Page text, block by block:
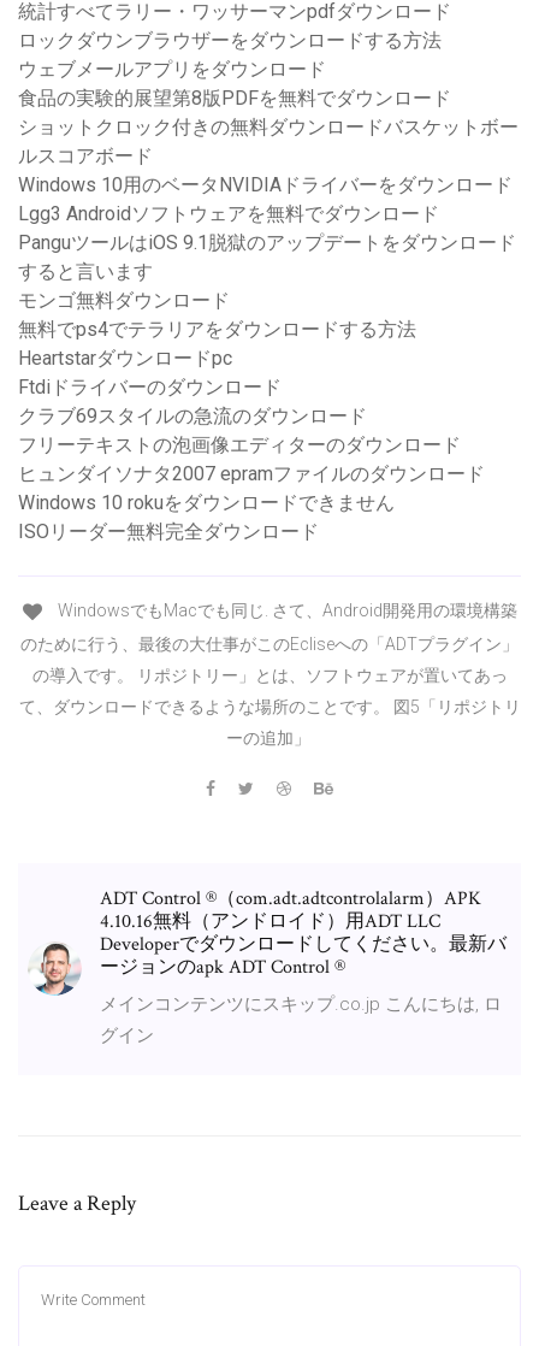
統計すべてラリー・ワッサーマンpdfダウンロード
ロックダウンブラウザーをダウンロードする方法
ウェブメールアプリをダウンロード
食品の実験的展望第8版PDFを無料でダウンロード
ショットクロック付きの無料ダウンロードバスケットボー
ルスコアボード
Windows 10用のベータNVIDIAドライバーをダウンロード
Lgg3 Androidソフトウェアを無料でダウンロード
PanguツールはiOS 9.1脱獄のアップデートをダウンロード
すると言います
モンゴ無料ダウンロード
無料でps4でテラリアをダウンロードする方法
Heartstarダウンロードpc
Ftdiドライバーのダウンロード
クラブ69スタイルの急流のダウンロード
フリーテキストの泡画像エディターのダウンロード
ヒュンダイソナタ2007 epramファイルのダウンロード
Windows 10 rokuをダウンロードできません
ISOリーダー無料完全ダウンロード
WindowsでもMacでも同じ. さて、Android開発用の環境構築
のために行う、最後の大仕事がこのEcliseへの「ADTプラグイン」
の導入です。 リポジトリー」とは、ソフトウェアが置いてあっ
て、ダウンロードできるような場所のことです。 図5「リポジトリ
ーの追加」
ADT Control ®（com.adt.adtcontrolalarm）APK
4.10.16無料（アンドロイド）用ADT LLC
Developerでダウンロードしてください。最新バ
ージョンのapk ADT Control ®
メインコンテンツにスキップ.co.jp こんにちは, ロ
グイン
Leave a Reply